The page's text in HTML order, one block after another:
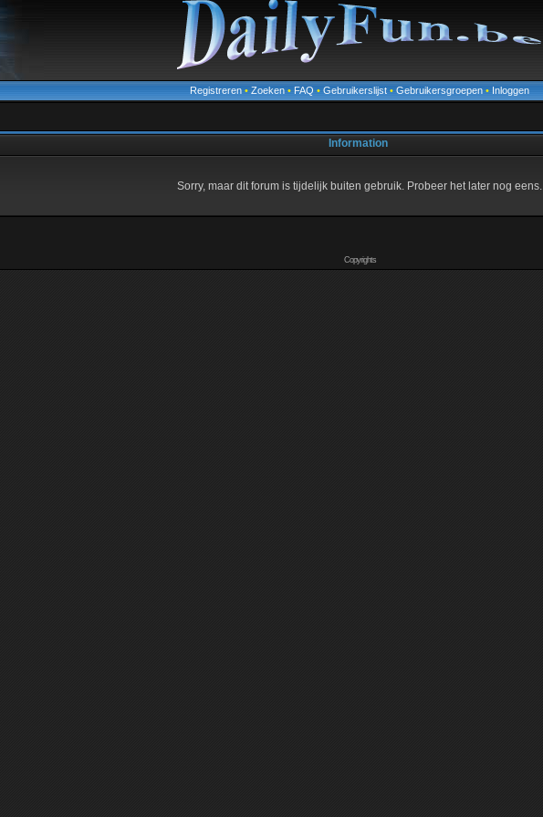
Registreren • Zoeken • FAQ • Gebruikerslijst • Gebruikersgroepen • Inloggen
Information
Sorry, maar dit forum is tijdelijk buiten gebruik. Probeer het later nog eens.
Copyrights